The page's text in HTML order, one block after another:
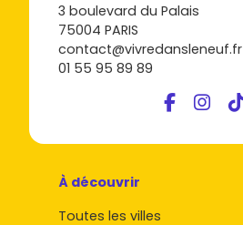
3 boulevard du Palais
75004 PARIS
contact@vivredansleneuf.fr
01 55 95 89 89
À découvrir
Toutes les villes